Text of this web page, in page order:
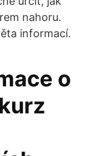
nahoru.
informací.
o